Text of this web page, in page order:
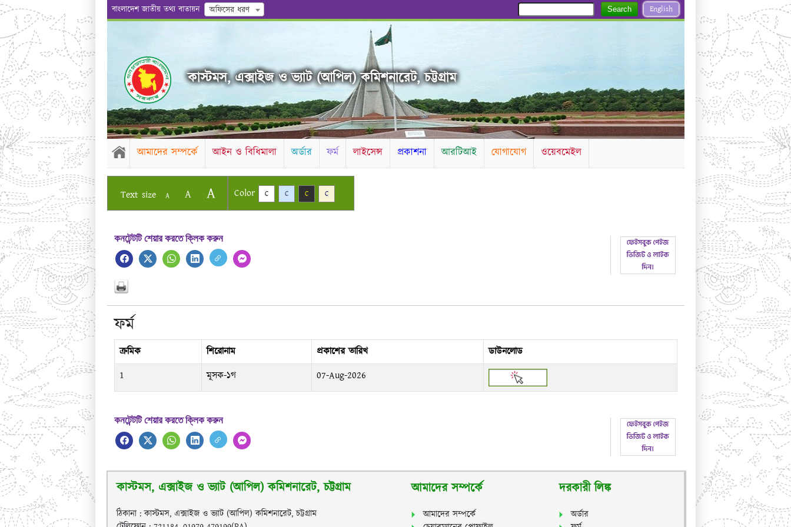
বাংলাদেশ জাতীয় তথ্য বাতায়ন অফিসের ধরণ English
Search
কাস্টমস, এক্সাইজ ও ভ্যাট (আপিল) কমিশনারেট, চট্টগ্রাম
আমাদের সম্পর্কে আইন ও বিধিমালা অর্ডার ফর্ম লাইসেন্স প্রকাশনা আরটিআই যোগাযোগ ওয়েবমেইল
Text size A A A Color C C C C
কনটেন্টটি শেয়ার করতে ক্লিক করুন
ফর্ম
ক্রমিক শিরোনাম প্রকাশের তারিখ
ডাউনলোড
1
মূসক-১গ 07-Aug-2026
কনটেন্টটি শেয়ার করতে ক্লিক করুন
কাস্টমস, এক্সাইজ ও ভ্যাট (আপিল) কমিশনারেট, চট্টগ্রাম
ঠিকানা : কাস্টমস, এক্সাইজ ও ভ্যাট (আপিল) কমিশনারেট, চট্টগ্রাম
আমাদের সম্পর্কে
আমাদের সম্পর্কে
দরকারী লিঙ্ক
অর্ডার